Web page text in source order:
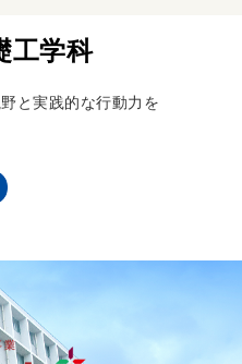
工学科
と実践的な行動力を